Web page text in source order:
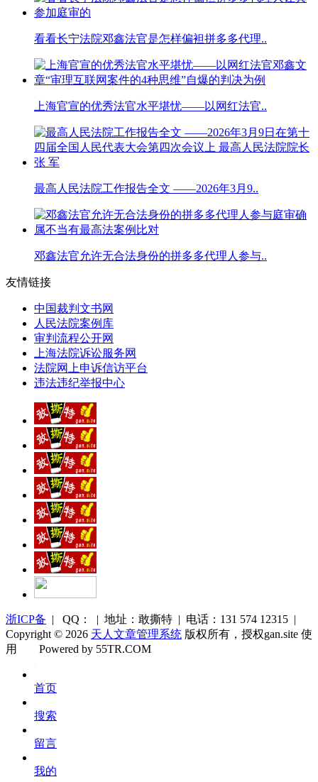
看看长宁法院邓鑫法官是怎样偏袒拼多多代理..
上海官宣的优秀法官水平堪忧——以网红法官..
最高人民法院工作报告全文 ——2026年3月9..
邓鑫法官允许无合法身份的拼多多代理人参与..
友情链接
中国裁判文书网
人民法院案例库
审判流程公开网
上海法院诉讼服务网
法院网上申诉信访平台
违法违纪举报中心
浙ICP备 | QQ： | 地址：敢撕特 | 电话：131 574 12315 |
Copyright © 2026 天人文章管理系统 版权所有，授权gan.site 使
用
库
Powered by 55TR.COM
首页
搜索
留言
我的